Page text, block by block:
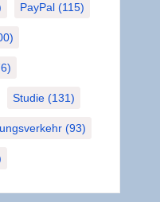
PayPal (115)
Studie (131)
(93)